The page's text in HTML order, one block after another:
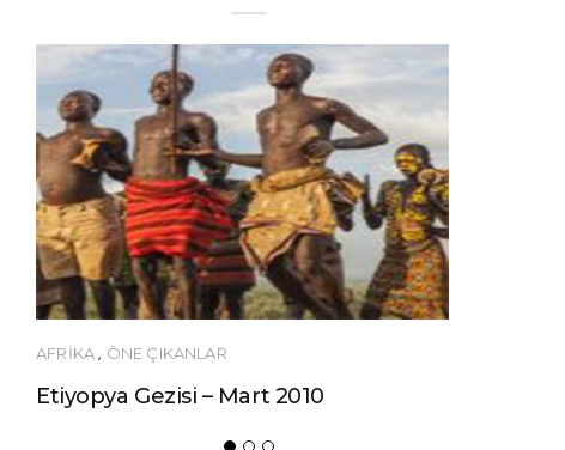
AFRIKA,ÖNE ÇIKANLAR
Etiyopya Gezisi – Mart 2010